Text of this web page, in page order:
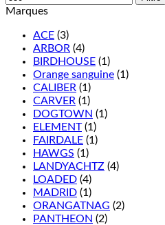
Marques
ACE (3)
ARBOR (4)
BIRDHOUSE (1)
Orange sanguine (1)
CALIBER (1)
CARVER (1)
DOGTOWN (1)
ELEMENT (1)
FAIRDALE (1)
HAWGS (1)
LANDYACHTZ (4)
LOADED (4)
MADRID (1)
ORANGATNAG (2)
PANTHEON (2)